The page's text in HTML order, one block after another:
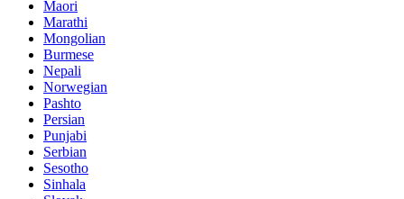
Maori
Marathi
Mongolian
Burmese
Nepali
Norwegian
Pashto
Persian
Punjabi
Serbian
Sesotho
Sinhala